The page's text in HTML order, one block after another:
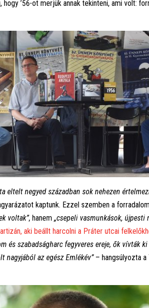
’56-ot merjük annak tekinteni, ami volt:
eltelt negyed században sok nehezen
kaptunk. Ezzel szemben a
voltak”, hanem „csepeli vasmunkások, újpesti
aki beállt harcolni a Práter utcai
és szabadságharc fegyveres ereje, ők vívták
nagyjából az egész Emlékév”– hangsúlyozta a